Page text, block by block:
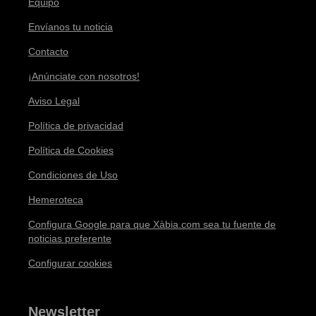
Envíanos tu noticia
Contacto
¡Anúnciate con nosotros!
Aviso Legal
Política de privacidad
Política de Cookies
Condiciones de Uso
Hemeroteca
Configura Google para que Xàbia.com sea tu fuente de
noticias preferente
Configurar cookies
Newsletter